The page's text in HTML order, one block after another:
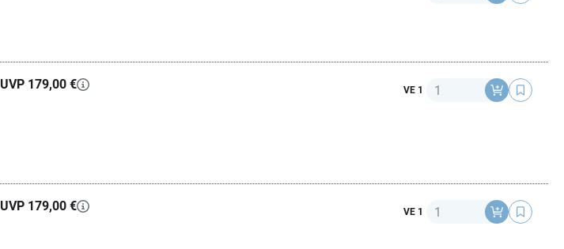
UVP 179,00 € VE 1 Anzahl
UVP 179,00 € VE 1 Anzahl